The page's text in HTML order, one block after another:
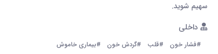
سهیم شوید.
داخلی
#فشار خون #قلب #گردش خون #بیماری خاموش